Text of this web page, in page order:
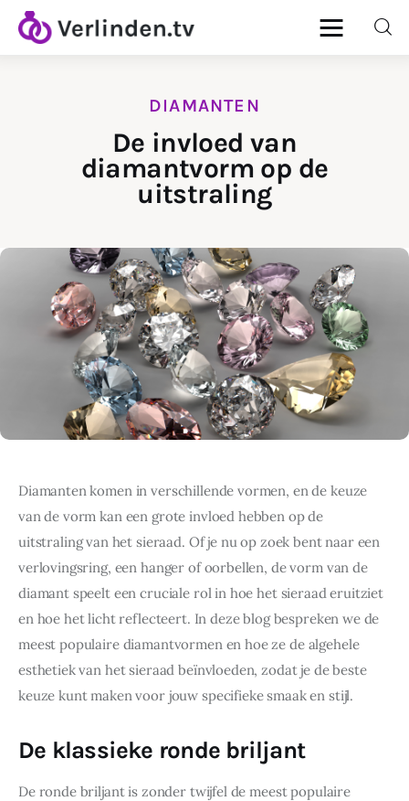
Home
Diamanten
Horloges
Onderhoud
Ringen
DIAMANTEN
De invloed van
diamantvorm op de
uitstraling
Diamanten komen in verschillende vormen, en de keuze
van de vorm kan een grote invloed hebben op de
uitstraling van het sieraad. Of je nu op zoek bent naar een
verlovingsring, een hanger of oorbellen, de vorm van de
diamant speelt een cruciale rol in hoe het sieraad eruitziet
en hoe het licht reflecteert. In deze blog bespreken we de
meest populaire diamantvormen en hoe ze de algehele
esthetiek van het sieraad beïnvloeden, zodat je de beste
keuze kunt maken voor jouw specifieke smaak en stijl.
De klassieke ronde briljant
De ronde briljant is zonder twijfel de meest populaire